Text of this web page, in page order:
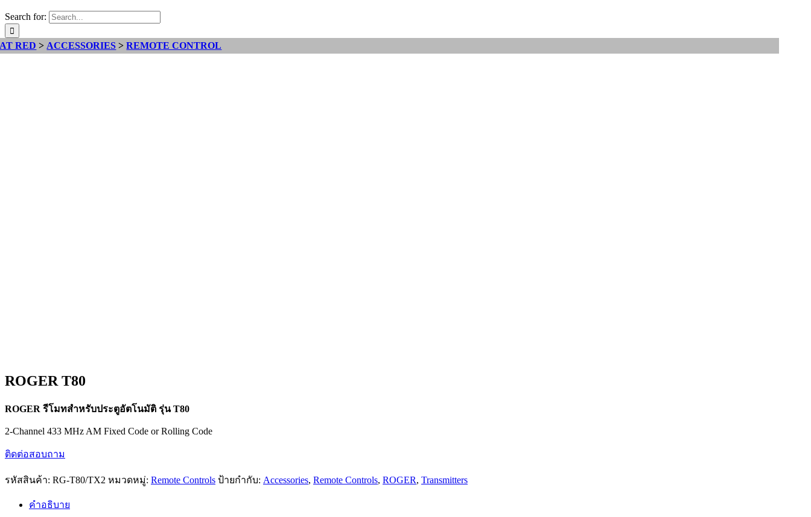
Search for:
RED > ACCESSORIES >REMOTE CONTROL
ROGER T80
ROGER รีโมทสำหรับประตูอัตโนมัติ รุ่น T80
2-Channel 433 MHz AM Fixed Code or Rolling Code
ติดต่อสอบถาม
รหัสสินค้า: RG-T80/TX2 หมวดหมู่: Remote Controls ป้ายกำกับ: Accessories, Remote Controls, ROGER, Transmitters
คำอธิบาย